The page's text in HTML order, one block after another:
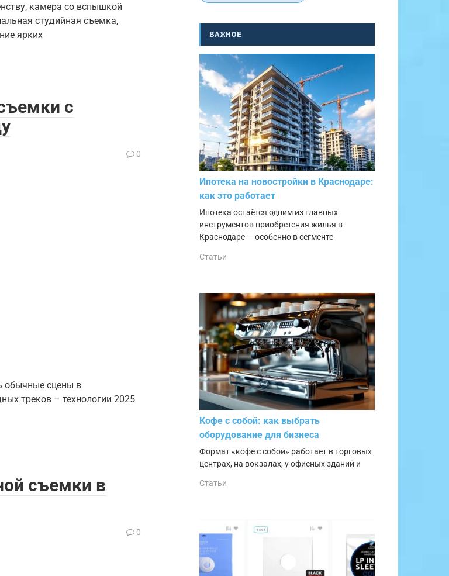
камера со вспышкой
студийная съемка,
ярких
с
0
обычные сцены в
треков – технологии 2025
съемки в
0
ВАЖНОЕ
Ипотека на новостройки в Краснодаре:
как это работает
Ипотека остаётся одним из главных
инструментов приобретения жилья в
Краснодаре — особенно в сегменте
Статьи
Кофе с собой: как выбрать
оборудование для бизнеса
Формат «кофе с собой» работает в торговых
центрах, на вокзалах, у офисных зданий и
Статьи